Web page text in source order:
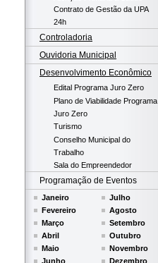
Contrato de Gestão da UPA
24h
Controladoria
Ouvidoria Municipal
Desenvolvimento Econômico
Edital Programa Juro Zero
Plano de Viabilidade Programa
Juro Zero
Turismo
Conselho Municipal do
Trabalho
Sala do Empreendedor
Programação de Eventos
Janeiro
Fevereiro
Março
Abril
Maio
Junho
Julho
Agosto
Setembro
Outubro
Novembro
Dezembro